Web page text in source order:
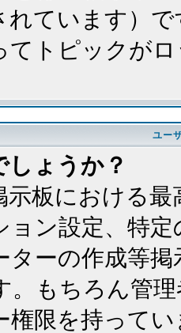
れています）
てトピックが
ユー
しょうか？
示板における
ョン設定、特
ターの作成等
。もちろん管
権限を持ってい